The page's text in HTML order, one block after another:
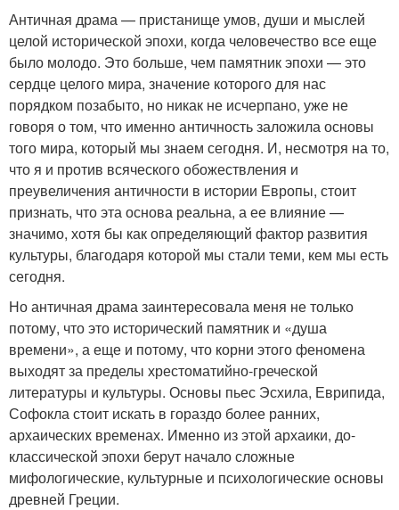
Античная драма — пристанище умов, души и мыслей
целой исторической эпохи, когда человечество все еще
было молодо. Это больше, чем памятник эпохи — это
сердце целого мира, значение которого для нас
порядком позабыто, но никак не исчерпано, уже не
говоря о том, что именно античность заложила основы
того мира, который мы знаем сегодня. И, несмотря на то,
что я и против всяческого обожествления и
преувеличения античности в истории Европы, стоит
признать, что эта основа реальна, а ее влияние —
значимо, хотя бы как определяющий фактор развития
культуры, благодаря которой мы стали теми, кем мы есть
сегодня.
Но античная драма заинтересовала меня не только
потому, что это исторический памятник и «душа
времени», а еще и потому, что корни этого феномена
выходят за пределы хрестоматийно-греческой
литературы и культуры. Основы пьес Эсхила, Еврипида,
Софокла стоит искать в гораздо более ранних,
архаических временах. Именно из этой архаики, до-
классической эпохи берут начало сложные
мифологические, культурные и психологические основы
древней Греции.